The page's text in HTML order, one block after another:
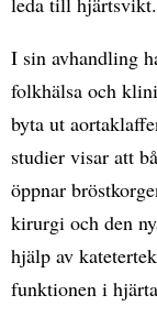
I sin avhandling
folkhälsa och
byta ut
studier visar att
öppnar
kirurgi och den
hjälp av
funktionen i